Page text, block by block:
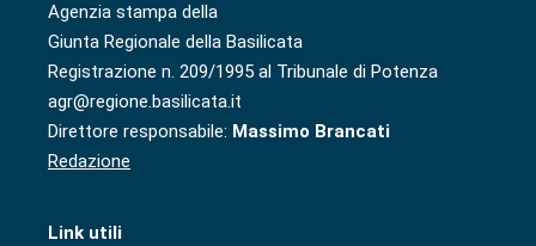
Agenzia stampa della
Giunta Regionale della Basilicata
Registrazione n. 209/1995 al Tribunale di Potenza
agr@regione.basilicata.it
Direttore responsabile: Massimo Brancati
Redazione
Link utili